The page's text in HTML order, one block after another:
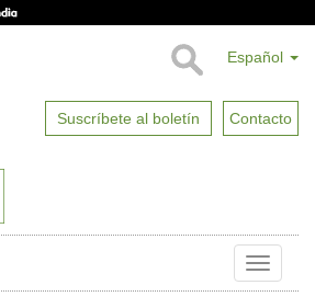
Español
Suscríbete al boletín Contacto
Toggle